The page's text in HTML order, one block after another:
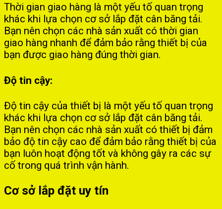
Thời gian giao hàng là một yếu tố quan trọng
khác khi lựa chọn cơ sở lắp đặt cân băng tải.
Bạn nên chọn các nhà sản xuất có thời gian
giao hàng nhanh để đảm bảo rằng thiết bị của
bạn được giao hàng đúng thời gian.
Độ tin cậy:
Độ tin cậy của thiết bị là một yếu tố quan trọng
khác khi lựa chọn cơ sở lắp đặt cân băng tải.
Bạn nên chọn các nhà sản xuất có thiết bị đảm
bảo độ tin cậy cao để đảm bảo rằng thiết bị của
bạn luôn hoạt động tốt và không gây ra các sự
cố trong quá trình vận hành.
Cơ sở lắp đặt uy tín